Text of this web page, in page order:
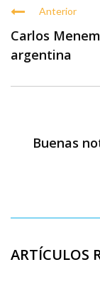
Anterior
Carlos
argentina
Buenas
ARTÍCULOS